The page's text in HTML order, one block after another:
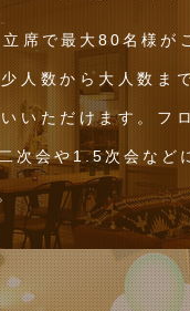
席で最大80名様が
人数から大人数ま
いただけます。フ
次会や1.5次会など